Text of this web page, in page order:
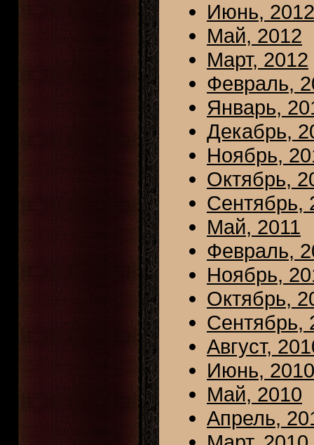
Июнь, 2012
Май, 2012
Март, 2012
Февраль,
Январь,
Декабрь,
Ноябрь,
Октябрь,
Сентябрь,
Май, 2011
Февраль,
Ноябрь,
Октябрь,
Сентябрь,
Август,
Июнь, 2010
Май, 2010
Апрель,